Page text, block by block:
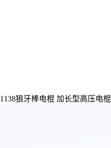
1138狼牙棒电棍 加长型高压电棍